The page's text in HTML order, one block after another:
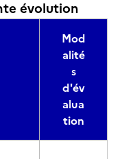
évolution
Mod
alité
s
d'év
alua
tion